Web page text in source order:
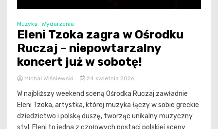
Muzyka Wydarzenia
Eleni Tzoka zagra w Ośrodku
Ruczaj – niepowtarzalny
koncert już w sobotę!
Michał Wiśniewski 24 kwietnia 2026
W najbliższy weekend sceną Ośrodka Ruczaj zawładnie
Eleni Tzoka, artystka, której muzyka łączy w sobie greckie
dziedzictwo i polską duszę, tworząc unikalny muzyczny